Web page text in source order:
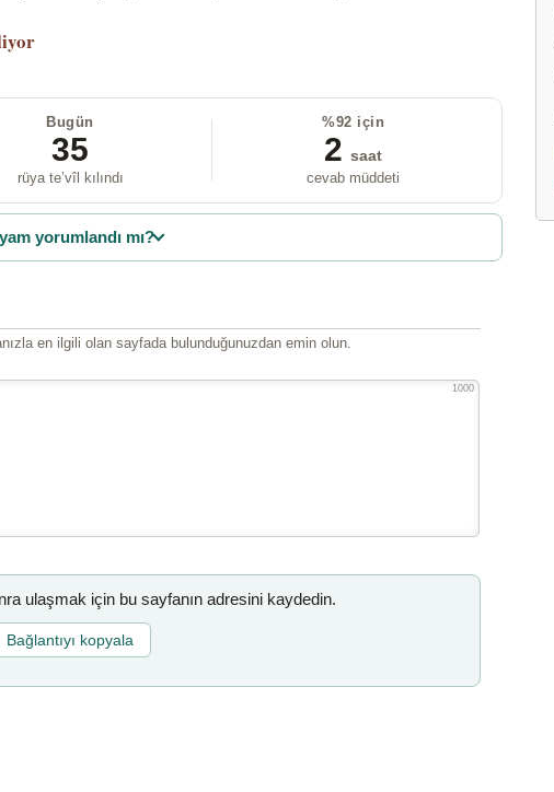
Bugün
35
rüya te’vîl kılındı
%92 için
2 saat
cevab müddeti
yorumlandı mı?
en ilgili olan sayfada bulunduğunuzdan emin olun.
1000
ulaşmak için bu sayfanın adresini kaydedin.
Bağlantıyı kopyala